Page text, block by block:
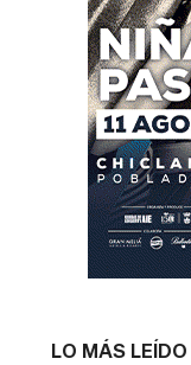
LO MÁS LEÍDO